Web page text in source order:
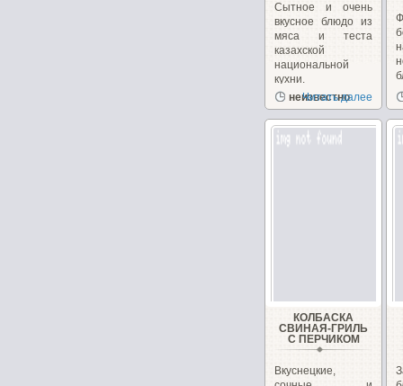
Сытное и очень
вкусное блюдо из
мяса и теста
казахской
национальной
кухни.
Попробуйте,...
неизвестно
Читать далее
КОЛБАСКА
СВИНАЯ-ГРИЛЬ
С ПЕРЧИКОМ
Вкуснецкие,